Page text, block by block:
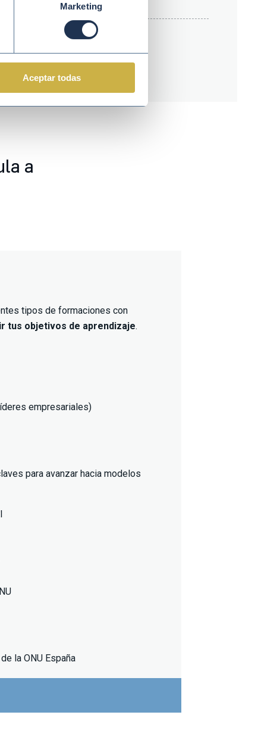
Marketing
Aceptar todas
área Directivos/as
a
tipos de formaciones con
tus objetivos de aprendizaje.
empresariales)
para avanzar hacia modelos
la ONU España